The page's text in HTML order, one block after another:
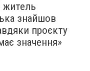
житель
знайшов
проєкту
значення»